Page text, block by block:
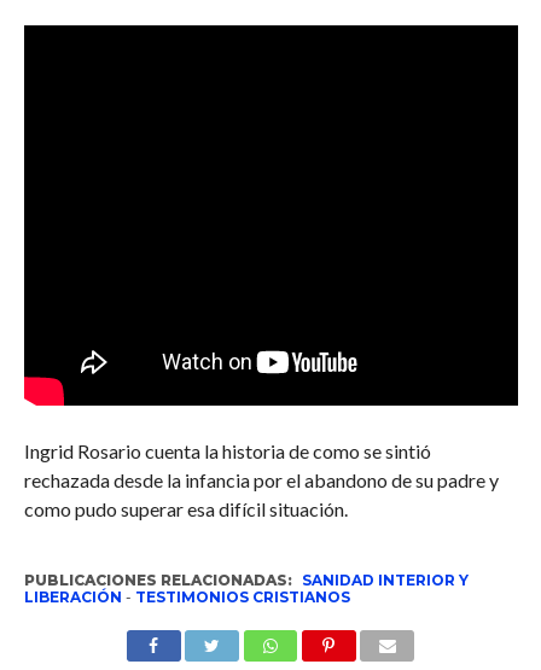
Ingrid Rosario cuenta la historia de como se sintió
rechazada desde la infancia por el abandono de su padre y
como pudo superar esa difícil situación.
PUBLICACIONES RELACIONADAS: SANIDAD INTERIOR Y
LIBERACIÓN - TESTIMONIOS CRISTIANOS